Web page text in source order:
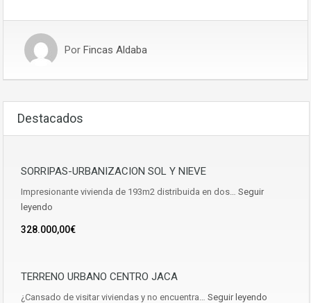
Por Fincas Aldaba
Destacados
SORRIPAS-URBANIZACION SOL Y NIEVE
Impresionante vivienda de 193m2 distribuida en dos… Seguir
leyendo
328.000,00€
TERRENO URBANO CENTRO JACA
¿Cansado de visitar viviendas y no encuentra… Seguir leyendo